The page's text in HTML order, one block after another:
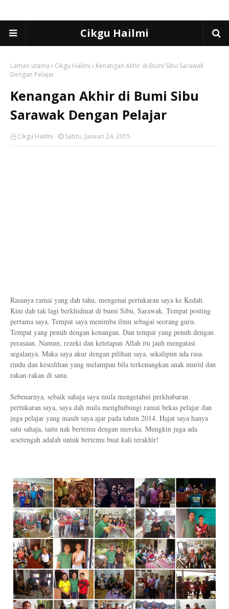
Cikgu Hailmi
Laman utama Cikgu Hailmi
Kenangan Akhir di Bumi Sibu Sarawak
Dengan Pelajar
Kenangan Akhir di Bumi Sibu
Sarawak Dengan Pelajar
Cikgu Hailmi Sabtu, Januari 24, 2015
Rasanya ramai yang dah tahu, mengenai pertukaran saya ke Kedah.
Kini dah tak lagi berkhidmat di bumi Sibu, Sarawak. Tempat posting
pertama saya. Tempat saya menimba ilmu sebagai seorang guru.
Tempat yang penuh dengan kenangan. Dan tempat yang penuh dengan
perasaan. Namun, rezeki dan ketetapan Allah itu jauh mengatasi
segalanya. Maka saya akur dengan pilihan saya, sekalipun ada rasa
rindu dan kesedihan yang melampau bila terkenangkan anak murid dan
rakan-rakan di sana.
Sebenarnya, sebaik sahaja saya mula mengetahui perkhabaran
pertukaran saya, saya dah mula menghubungi ramai bekas pelajar dan
juga pelajar yang masih saya ajar pada tahun 2014. Hajat saya hanya
satu sahaja, iaitu nak bertemu dengan mereka. Mungkin juga ada
sesetengah adalah untuk bertemu buat kali terakhir!